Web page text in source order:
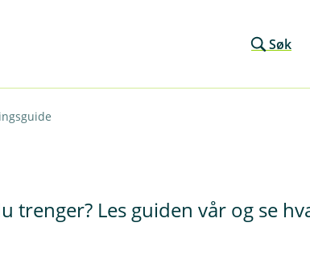
Søk
trenger? Les guiden vår og se